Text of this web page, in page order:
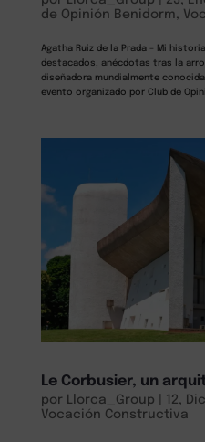
de Opinión Benidorm,
Agatha Ruiz de la Prada – Mi
destacados, anécdotas tras la
diseñadora mundialmente
evento organizado por Club de
Le Corbusier, un
por Llorca_Group 12,
Vocación Constructiva